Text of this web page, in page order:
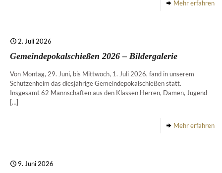
Mehr erfahren
2. Juli 2026
Gemeindepokalschießen 2026 – Bildergalerie
Von Montag, 29. Juni, bis Mittwoch, 1. Juli 2026, fand in unserem
Schützenheim das diesjährige Gemeindepokalschießen statt.
Insgesamt 62 Mannschaften aus den Klassen Herren, Damen, Jugend
[…]
Mehr erfahren
9. Juni 2026